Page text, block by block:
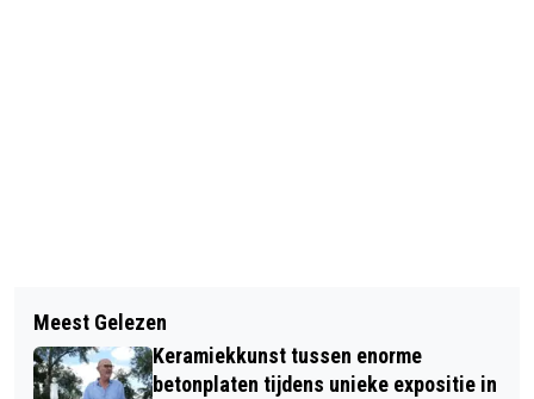
VASTE ACTIVITEITEN BUURTHUIS DE
POORT
SCHOONMAAKACTIE IN VELP-ZUID
Meest Gelezen
Keramiekkunst tussen enorme
betonplaten tijdens unieke expositie in